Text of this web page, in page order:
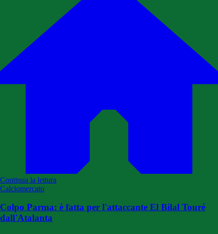
Continua la lettura
Calciomercato
Colpo Parma: è fatta per l'attaccante El Bilal Touré
dall'Atalanta